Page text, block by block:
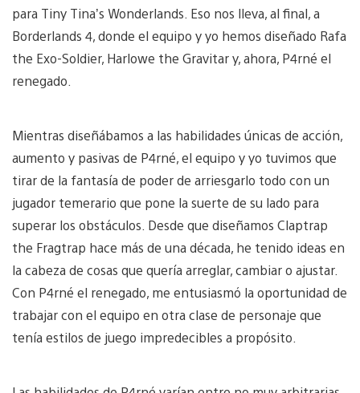
para Tiny Tina’s Wonderlands. Eso nos lleva, al final, a
Borderlands 4, donde el equipo y yo hemos diseñado Rafa
the Exo-Soldier, Harlowe the Gravitar y, ahora, P4rné el
renegado.
Mientras diseñábamos a las habilidades únicas de acción,
aumento y pasivas de P4rné, el equipo y yo tuvimos que
tirar de la fantasía de poder de arriesgarlo todo con un
jugador temerario que pone la suerte de su lado para
superar los obstáculos. Desde que diseñamos Claptrap
the Fragtrap hace más de una década, he tenido ideas en
la cabeza de cosas que quería arreglar, cambiar o ajustar.
Con P4rné el renegado, me entusiasmó la oportunidad de
trabajar con el equipo en otra clase de personaje que
tenía estilos de juego impredecibles a propósito.